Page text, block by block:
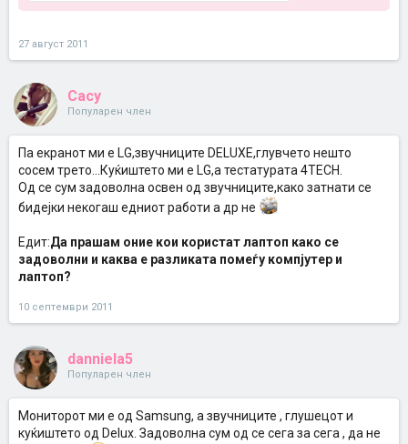
27 август 2011
Cacy
Популарен член
Па екранот ми е LG,звучниците DELUXE,глувчето нешто
сосем трето...Куќиштето ми е LG,а тестатурата 4TECH.
Од се сум задоволна освен од звучниците,како затнати се
бидејки некогаш едниот работи а др не
Едит:Да прашам оние кои користат лаптоп како се
задоволни и каква е разликата помеѓу компјутер и
лаптоп?
10 септември 2011
danniela5
Популарен член
Mониторот ми е од Samsung, а звучниците , глушецот и
куќиштето од Delux. Задоволна сум од се сега за сега , да не